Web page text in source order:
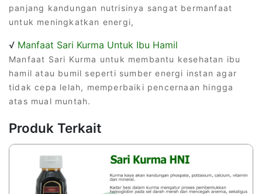
panjang kandungan nutrisinya sangat bermanfaat
untuk meningkatkan energi,
√ Manfaat Sari Kurma Untuk Ibu Hamil
Manfaat Sari Kurma untuk membantu kesehatan ibu
hamil atau bumil seperti sumber energi instan agar
tidak cepa lelah, memperbaiki pencernaan hingga
atas mual muntah.
Produk Terkait